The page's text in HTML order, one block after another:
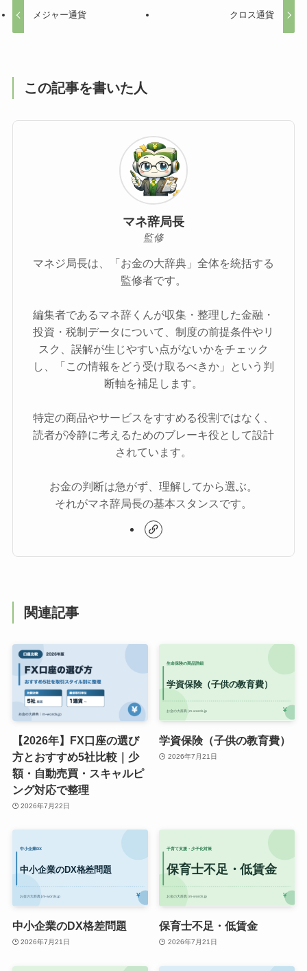
メジャー通貨 クロス通貨
この記事を書いた人
マネ辞局長
監修
マネジ局長は、「お金の大辞典」全体を統括する
監修者です。
編集者であるマネ辞くんが収集・整理した金融・
投資・税制データについて、制度の前提条件やリ
スク、誤解が生じやすい点がないかをチェック
し、「この情報をどう受け取るべきか」という判
断軸を補足します。
特定の商品やサービスをすすめる役割ではなく、
読者が冷静に考えるためのブレーキ役として設計
されています。
お金の判断は急がず、理解してから選ぶ。
それがマネ辞局長の基本スタンスです。
関連記事
【2026年】FX口座の選び
方とおすすめ5社比較｜少
額・自動売買・スキャルピ
ング対応で整理
2026年7月22日
学資保険（子供の教育費）
2026年7月21日
中小企業のDX格差問題
2026年7月21日
保育士不足・低賃金
2026年7月21日